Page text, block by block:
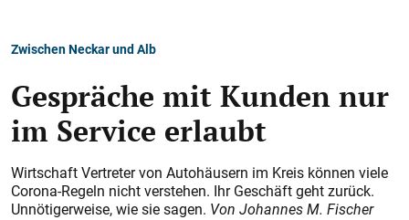
Zwischen Neckar und Alb
Gespräche mit Kunden nur
im Service erlaubt
Wirtschaft Ver­tre­ter von Au­to­häu­sern im Kreis kön­nen vie­le
Co­ro­na-Re­geln nicht verstehen. Ihr Ge­schäft geht zu­rück.
Un­nö­ti­ger­wei­se, wie sie sa­gen. Von Johannes M. Fischer